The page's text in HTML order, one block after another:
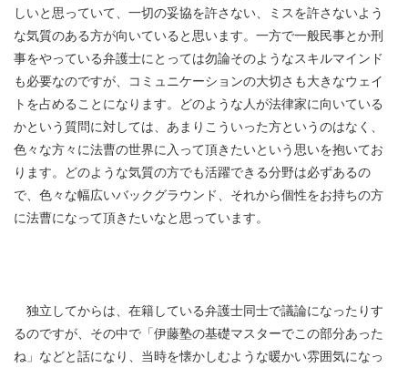
しいと思っていて、一切の妥協を許さない、ミスを許さないよう
な気質のある方が向いていると思います。一方で一般民事とか刑
事をやっている弁護士にとっては勿論そのようなスキルマインド
も必要なのですが、コミュニケーションの大切さも大きなウェイ
トを占めることになります。どのような人が法律家に向いている
かという質問に対しては、あまりこういった方というのはなく、
色々な方々に法曹の世界に入って頂きたいという思いを抱いてお
ります。どのような気質の方でも活躍できる分野は必ずあるの
で、色々な幅広いバックグラウンド、それから個性をお持ちの方
に法曹になって頂きたいなと思っています。
独立してからは、在籍している弁護士同士で議論になったりす
るのですが、その中で「伊藤塾の基礎マスターでこの部分あった
ね」などと話になり、当時を懐かしむような暖かい雰囲気になっ